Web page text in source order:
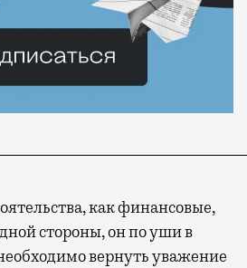
как финансовые,
стороны, он по уши в
вернуть уважение